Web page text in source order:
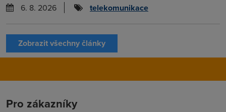
6. 8. 2026
telekomunikace
Zobrazit všechny články
Pro zákazníky